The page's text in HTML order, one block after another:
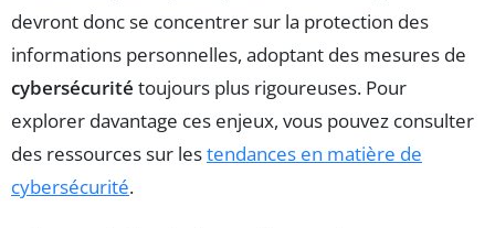
devront donc se concentrer sur la protection des
informations personnelles, adoptant des mesures de
cybersécurité toujours plus rigoureuses. Pour
explorer davantage ces enjeux, vous pouvez consulter
des ressources sur lestendances en matière de
cybersécurité.